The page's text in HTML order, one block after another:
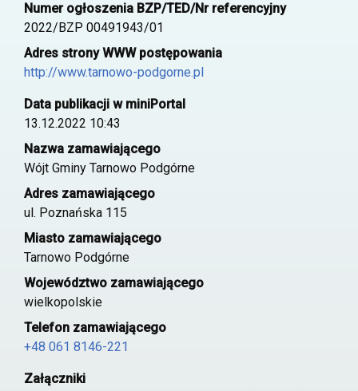
Numer ogłoszenia BZP/TED/Nr referencyjny
2022/BZP 00491943/01
Adres strony WWW postępowania
http://www.tarnowo-podgorne.pl
Data publikacji w miniPortal
13.12.2022 10:43
Nazwa zamawiającego
Wójt Gminy Tarnowo Podgórne
Adres zamawiającego
ul. Poznańska 115
Miasto zamawiającego
Tarnowo Podgórne
Województwo zamawiającego
wielkopolskie
Telefon zamawiającego
+48 061 8146-221
Załączniki